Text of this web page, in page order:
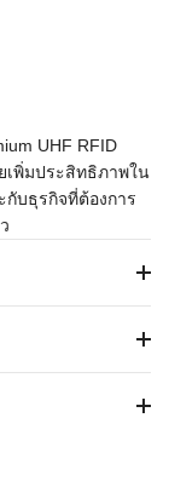
UHF RFID
เพิ่มประสิทธิภาพใน
บธุรกิจที่ต้องการ